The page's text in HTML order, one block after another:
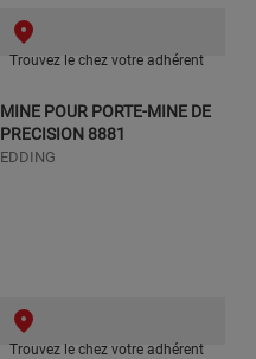
Trouvez le chez votre adhérent
MINE POUR PORTE-MINE DE
PRECISION 8881
EDDING
Trouvez le chez votre adhérent